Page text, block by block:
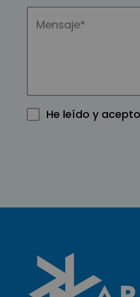
He leído y